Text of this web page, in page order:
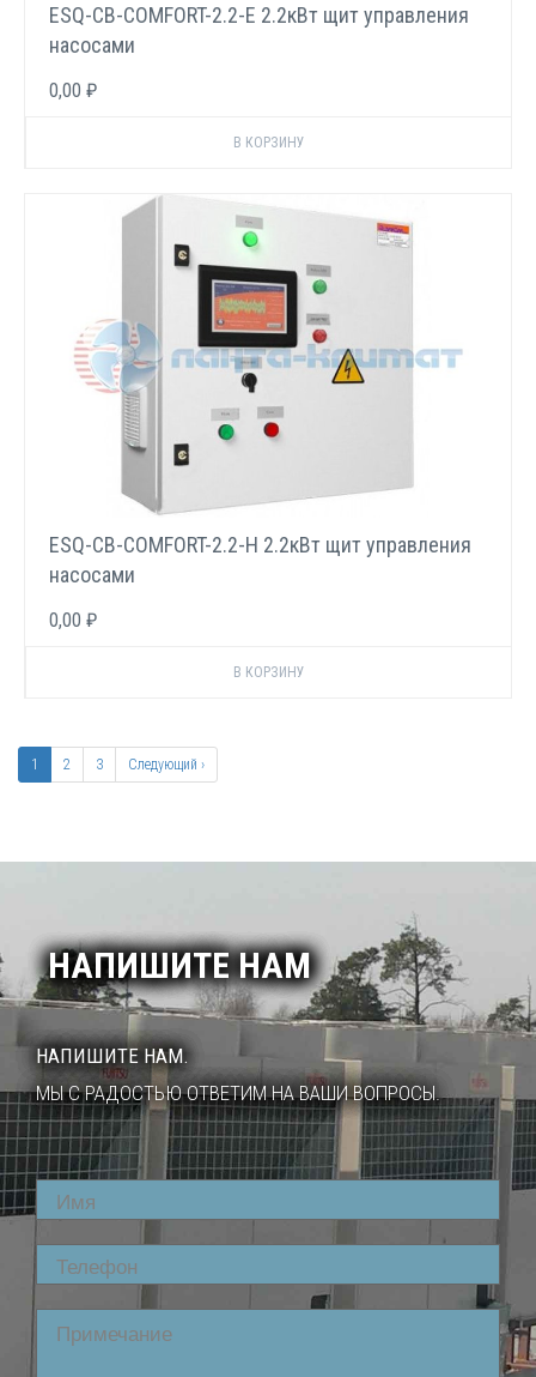
ESQ-CB-COMFORT-2.2-E 2.2кВт щит управления
насосами
0,00 ₽
ESQ-CB-COMFORT-2.2-H 2.2кВт щит управления
насосами
0,00 ₽
Нумерация
страниц
Текущая
страница
1 Page
2 Page
3
Следующая
страница
Следующий ›
НАПИШИТЕ НАМ
НАПИШИТЕ НАМ.
МЫ С РАДОСТЬЮ ОТВЕТИМ НА ВАШИ ВОПРОСЫ.
Name
Phone
Comment